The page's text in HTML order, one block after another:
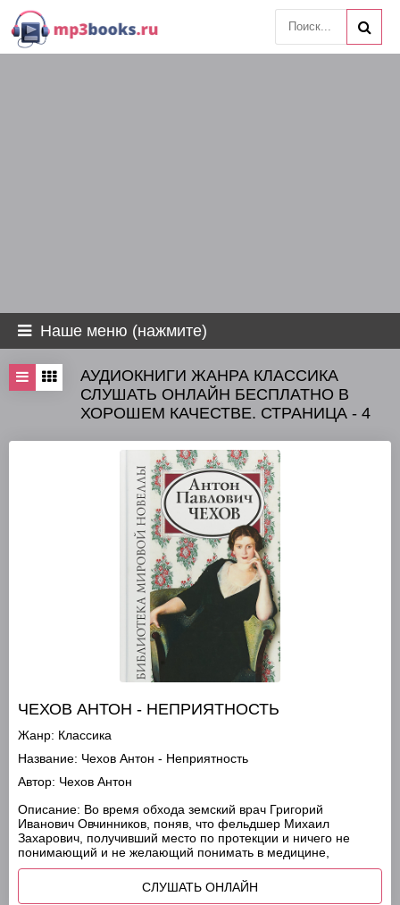
Наше меню (нажмите)
АУДИОКНИГИ ЖАНРА КЛАССИКА
СЛУШАТЬ ОНЛАЙН БЕСПЛАТНО В
ХОРОШЕМ КАЧЕСТВЕ. СТРАНИЦА - 4
ЧЕХОВ АНТОН - НЕПРИЯТНОСТЬ
Жанр: Классика
Название: Чехов Антон - Неприятность
Автор: Чехов Антон
Описание: Во время обхода земский врач Григорий
Иванович Овчинников, поняв, что фельдшер Михаил
Захарович, получивший место по протекции и ничего не
понимающий и не желающий понимать в медицине,
СЛУШАТЬ ОНЛАЙН